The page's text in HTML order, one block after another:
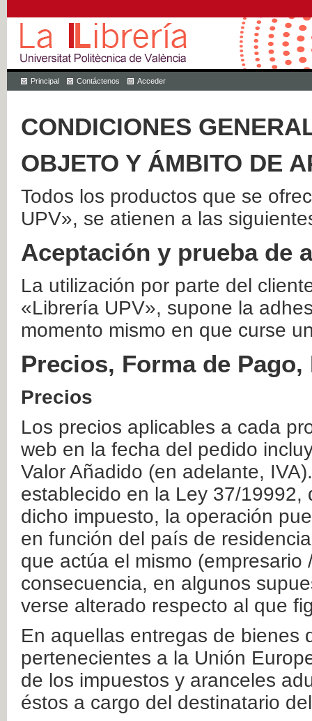
Principal Contáctenos Acceder
CONDICIONES
OBJETO Y ÁMBITO DE
Todos los productos que se
UPV», se atienen a las
Aceptación y prueba de
La utilización por parte del
«Librería UPV», supone la
momento mismo en que curse
Precios, Forma de
Precios
Los precios aplicables a cada
web en la fecha del pedido
Valor Añadido (en adelante,
establecido en la Ley 37/
dicho impuesto, la operación
en función del país de
que actúa el mismo
consecuencia, en algunos
verse alterado respecto al que
En aquellas entregas de bienes
pertenecientes a la Unión
de los impuestos y aranceles
éstos a cargo del destinatario